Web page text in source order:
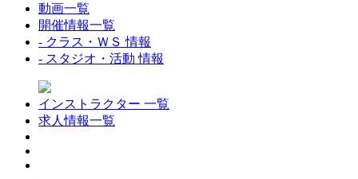
動画一覧
開催情報一覧
- クラス・ＷＳ 情報
- スタジオ・活動 情報
インストラクター 一覧
求人情報一覧